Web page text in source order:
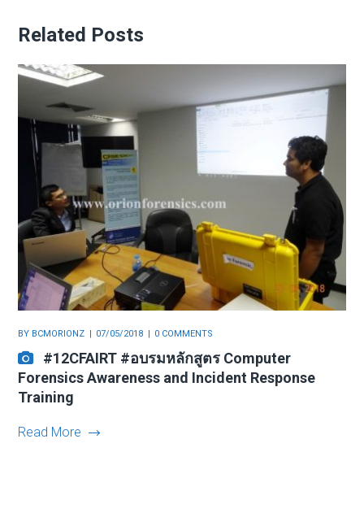
Related Posts
BY BCMORIONZ 07/05/2018 0 COMMENTS
#12CFAIRT #อบรมหลักสูตร Computer
Forensics Awareness and Incident Response
Training
Read More